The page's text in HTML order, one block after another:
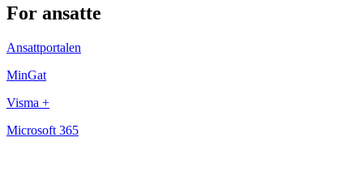
For ansatte
Ansattportalen
MinGat
Visma +
Microsoft 365